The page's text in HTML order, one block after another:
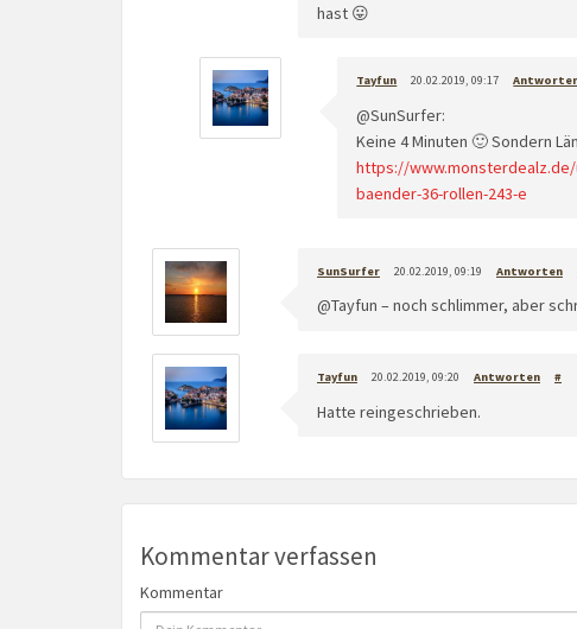
hast 😛
Tayfun 20.02.2019, 09:17
@SunSurfer:
Keine 4 Minuten 🙂 Sondern
https://
baender-36-rollen-243-e
SunSurfer 20.02.2019, 09:19 Antworten
@Tayfun – noch schlimmer, aber
Tayfun 20.02.2019, 09:20 Antworten #
Hatte reingeschrieben.
Kommentar verfassen
Kommentar